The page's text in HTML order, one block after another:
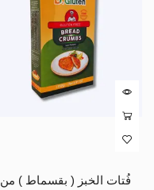
فُتات الخبز ( بقسماط ) من